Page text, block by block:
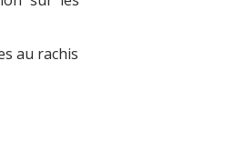
au rachis